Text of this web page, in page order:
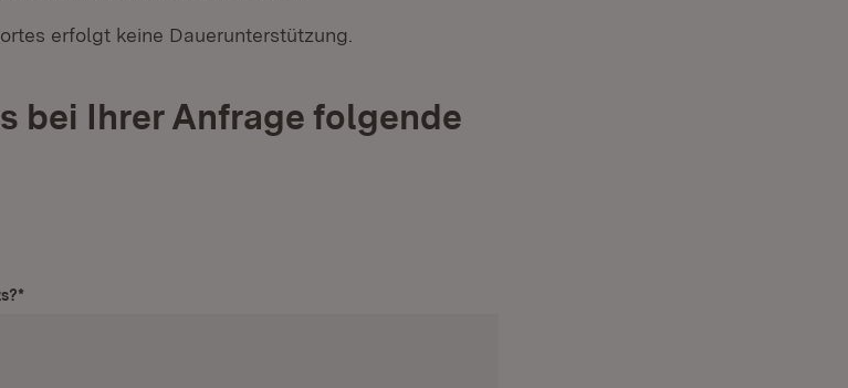
erfolgt keine Dauerunterstützung.
bei Ihrer Anfrage folgende
*